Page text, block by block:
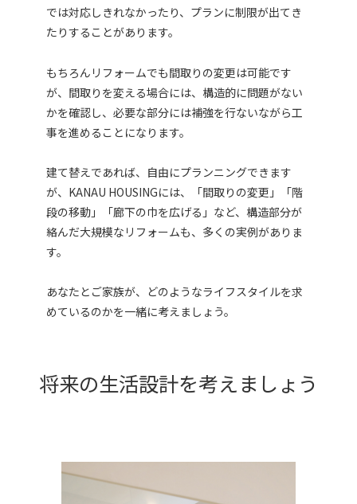
では対応しきれなかったり、プランに制限が出てき
たりすることがあります。
もちろんリフォームでも間取りの変更は可能です
が、間取りを変える場合には、構造的に問題がない
かを確認し、必要な部分には補強を行ないながら工
事を進めることになります。
建て替えであれば、自由にプランニングできます
が、KANAU HOUSINGには、「間取りの変更」「階
段の移動」「廊下の巾を広げる」など、構造部分が
絡んだ大規模なリフォームも、多くの実例がありま
す。
あなたとご家族が、どのようなライフスタイルを求
めているのかを一緒に考えましょう。
将来の生活設計を考えましょう